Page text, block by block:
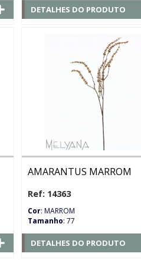
DETALHES DO PRODUTO
AMARANTUS MARROM
Ref: 14363
Cor: MARROM
Tamanho: 77
DETALHES DO PRODUTO